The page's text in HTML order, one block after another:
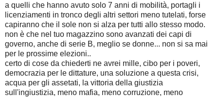
a quelli che hanno avuto solo 7 anni di mobilità, portagli i
licenziamenti in tronco degli altri settori meno tutelati, forse
capiranno che il sole non si alza per tutti allo stesso modo.
non è che nel tuo magazzino sono avanzati dei capi di
governo, anche di serie B, meglio se donne... non si sa mai
per le prossime elezioni..
certo di cose da chiederti ne avrei mille, cibo per i poveri,
democrazia per le dittature, una soluzione a questa crisi,
acqua per gli assetati, la vittoria della giustizia
sull'ingiustizia, meno mafia, meno corruzione, meno